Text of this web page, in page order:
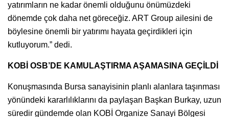
yatırımların ne kadar önemli olduğunu önümüzdeki
dönemde çok daha net göreceğiz. ART Group ailesini de
böylesine önemli bir yatırımı hayata geçirdikleri için
kutluyorum.” dedi.
KOBİ OSB’DE KAMULAŞTIRMA AŞAMASINA GEÇİLDİ
Konuşmasında Bursa sanayisinin planlı alanlara taşınması
yönündeki kararlılıklarını da paylaşan Başkan Burkay, uzun
süredir gündemde olan KOBİ Organize Sanayi Bölgesi